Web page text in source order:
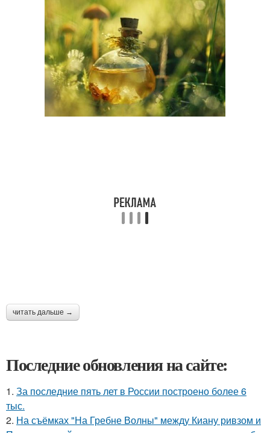
читать дальше →
Последние обновления на сайте:
1. За последние пять лет в России построено более 6
тыс.
2. На съёмках "На Гребне Волны" между Киану ривзом и